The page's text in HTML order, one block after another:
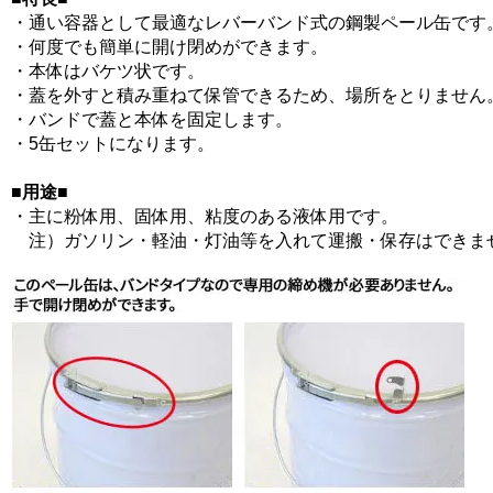
・通い容器として最適なレバーバンド式の鋼製ペール缶です
・何度でも簡単に開け閉めができます。
・本体はバケツ状です。
・蓋を外すと積み重ねて保管できるため、場所をとりません
・バンドで蓋と本体を固定します。
・5缶セットになります。
■用途■
・主に粉体用、固体用、粘度のある液体用です。
注）ガソリン・軽油・灯油等を入れて運搬・保存はできま